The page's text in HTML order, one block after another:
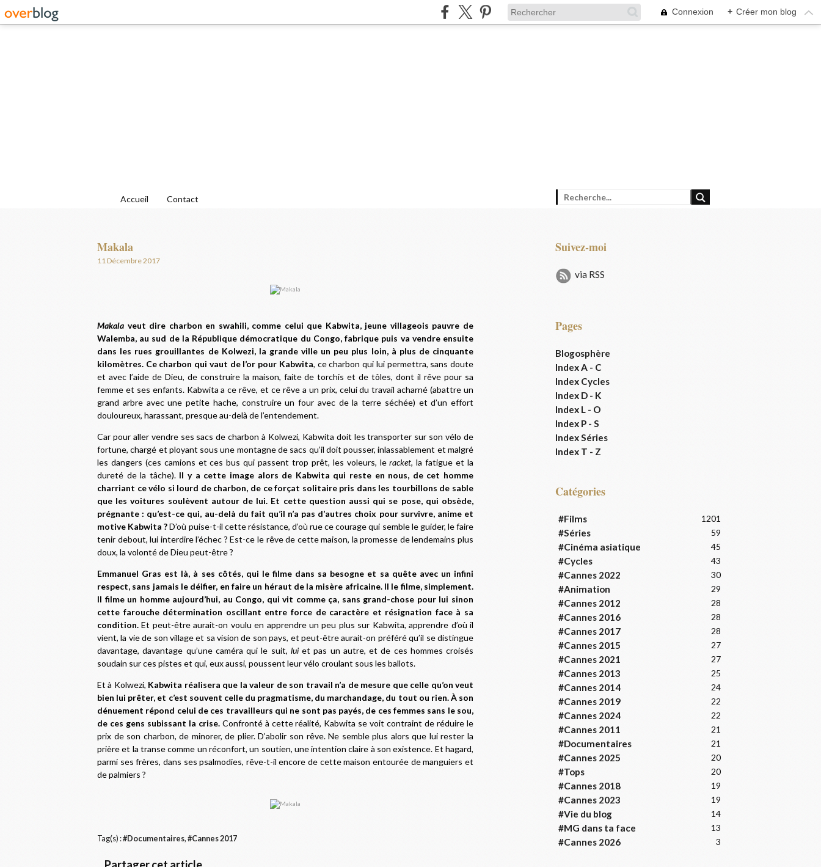
Connexion + Créer mon blog
Accueil Contact
Makala
11 Décembre 2017
Makala veut dire charbon en swahili, comme celui que Kabwita, jeune villageois pauvre de
Walemba, au sud de la République démocratique du Congo, fabrique puis va vendre ensuite
dans les rues grouillantes de Kolwezi, la grande ville un peu plus loin, à plus de cinquante
kilomètres. Ce charbon qui vaut de l’or pour Kabwita, ce charbon qui lui permettra, sans doute
et avec l’aide de Dieu, de construire la maison, faite de torchis et de tôles, dont il rêve pour sa
femme et ses enfants. Kabwita a ce rêve, et ce rêve a un prix, celui du travail acharné (abattre un
grand arbre avec une petite hache, construire un four avec de la terre séchée) et d’un effort
douloureux, harassant, presque au-delà de l’entendement.
Car pour aller vendre ses sacs de charbon à Kolwezi, Kabwita doit les transporter sur son vélo de
fortune, chargé et ployant sous une montagne de sacs qu’il doit pousser, inlassablement et malgré
les dangers (ces camions et ces bus qui passent trop prêt, les voleurs, leracket, la fatigue et la
dureté de la tâche). Il y a cette image alors de Kabwita qui reste en nous, de cet homme
charriant ce vélo si lourd de charbon, de ce forçat solitaire pris dans les tourbillons de sable
que les voitures soulèvent autour de lui. Et cette question aussi qui se pose, qui obsède,
prégnante : qu’est-ce qui, au-delà du fait qu’il n’a pas d’autres choix pour survivre, anime et
motive Kabwita ?D’où puise-t-il cette résistance, d’où rue ce courage qui semble le guider, le faire
tenir debout, lui interdire l’échec ? Est-ce le rêve de cette maison, la promesse de lendemains plus
doux, la volonté de Dieu peut-être ?
Emmanuel Gras est là, à ses côtés, qui le filme dans sa besogne et sa quête avec un infini
respect, sans jamais le déifier, en faire un héraut de la misère africaine. Il le filme, simplement.
Il filme un homme aujourd’hui, au Congo, qui vit comme ça, sans grand-chose pour lui sinon
cette farouche détermination oscillant entre force de caractère et résignation face à sa
condition. Et peut-être aurait-on voulu en apprendre un peu plus sur Kabwita, apprendre d’où il
vient, la vie de son village et sa vision de son pays, et peut-être aurait-on préféré qu’il se distingue
davantage, davantage qu’une caméra qui le suit, luiet pas un autre, et de ces hommes croisés
soudain sur ces pistes et qui, eux aussi, poussent leur vélo croulant sous les ballots.
Et à Kolwezi, Kabwita réalisera que la valeur de son travail n’a de mesure que celle qu’on veut
bien lui prêter, et c’est souvent celle du pragmatisme, du marchandage, du tout ou rien. À son
dénuement répond celui de ces travailleurs qui ne sont pas payés, de ces femmes sans le sou,
de ces gens subissant la crise.Confronté à cette réalité, Kabwita se voit contraint de réduire le
prix de son charbon, de minorer, de plier. D’abolir son rêve. Ne semble plus alors que lui rester la
prière et la transe comme un réconfort, un soutien, une intention claire à son existence. Et hagard,
parmi ses frères, dans ses psalmodies, rêve-t-il encore de cette maison entourée de manguiers et
de palmiers ?
Tag(s) :#Documentaires, #Cannes 2017
Suivez-moi
via RSS
Pages
Blogosphère
Index A - C
Index Cycles
Index D - K
Index L - O
Index P - S
Index Séries
Index T - Z
Catégories
#Films 1201
#Séries 59
#Cinéma asiatique 45
#Cycles 43
#Cannes 2022 30
#Animation 29
#Cannes 2012 28
#Cannes 2016 28
#Cannes 2017 28
#Cannes 2015 27
#Cannes 2021 27
#Cannes 2013 25
#Cannes 2014 24
#Cannes 2019 22
#Cannes 2024 22
#Cannes 2011 21
#Documentaires 21
#Cannes 2025 20
#Tops 20
#Cannes 2018 19
#Cannes 2023 19
#Vie du blog 14
#MG dans ta face 13
#Cannes 2026 3